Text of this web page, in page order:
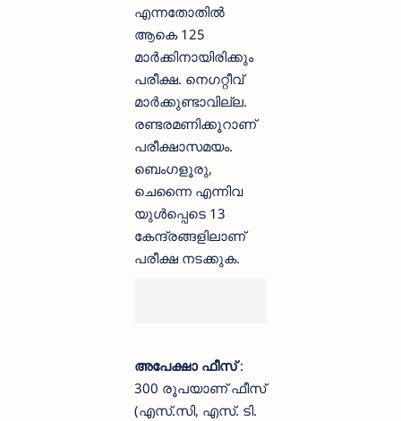
എന്നതോതിൽ
ആകെ 125
മാർക്കിനായിരിക്കും
പരീക്ഷ. നെഗറ്റീവ്
മാർക്കുണ്ടാവില്ല.
രണ്ടരമണിക്കൂറാണ്
പരീക്ഷാസമയം.
ബെംഗളൂരു,
ചെന്നൈ എന്നിവ
യുൾപ്പെടെ 13
കേന്ദ്രങ്ങളിലാണ്
പരീക്ഷ നടക്കുക.
അപേക്ഷാ ഫീസ്:
300 രൂപയാണ് ഫീസ്
(എസ്.സി, എസ്. ടി.